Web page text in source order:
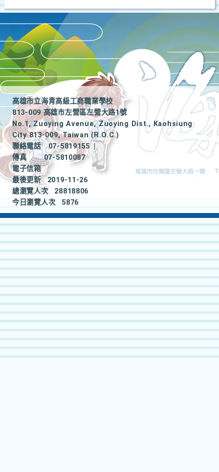
高雄市立海青高級工商職業學校
813-009 高雄市左營區左營大路1號
No.1, Zuoying Avenue, Zuoying Dist., Kaohsiung
City 813-009, Taiwan (R.O.C.)
聯絡電話
07-5819155
|
傳真
07-5810087
電子信箱
最後更新
2019-11-26
總瀏覽人次
28818806
今日瀏覽人次
5876